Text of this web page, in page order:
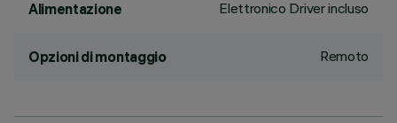
Alimentazione Elettronico Driver incluso
Opzioni di montaggio Remoto